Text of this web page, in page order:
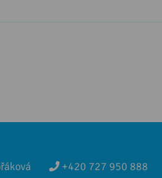
+420 727 950 888